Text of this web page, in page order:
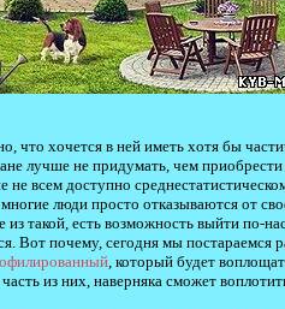
что хочется в ней иметь хотя бы
лучше не придумать, чем
всем доступно
люди просто отказываются от
из такой, есть возможность выйти по-
Вот почему, сегодня мы постараемся
, который будет
из них, наверняка сможет